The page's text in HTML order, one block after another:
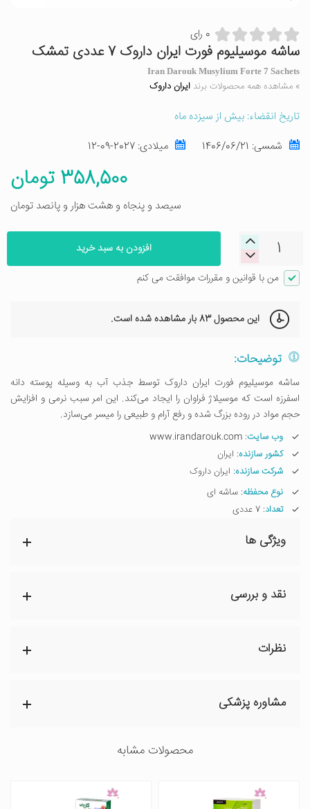
0 رای
ساشه موسیلیوم فورت ایران داروک 7 عددی تمشک
Iran Darouk Musylium Forte 7 Sachets
» مشاهده همه محصولات برند ایران داروک
تاریخ انقضاء: بیش از سیزده ماه
شمسی: 1406/06/21 میلادی: 2027-09-12
358,500 تومان
سیصد و پنجاه و هشت هزار و پانصد تومان
افزودن به سبد خرید
من با قوانین و مقررات موافقت می کنم
این محصول83 بار مشاهده شده است.
توضیحات:
ساشه موسیلیوم فورت ایران داروک توسط جذب آب به وسیله پوسته دانه
اسفرزه است که موسیلاژ فراوان را ایجاد می‌کند. این امر سبب نرمی و افزایش
حجم مواد در روده بزرگ شده و رفع آرام و طبیعی را میسر می‌سازد.
وب سایت: www.irandarouk.com
کشور سازنده: ایران
شرکت سازنده: ایران داروک
نوع محفظه: ساشه ای
تعداد: 7 عددی
ویژگی ها
نقد و بررسی
نظرات
مشاوره پزشکی
محصولات مشابه